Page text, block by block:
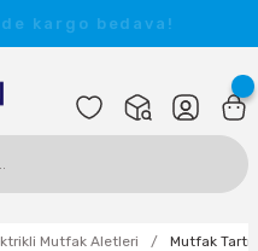
kargo bedava!
Mutfak Aletleri Mutfak